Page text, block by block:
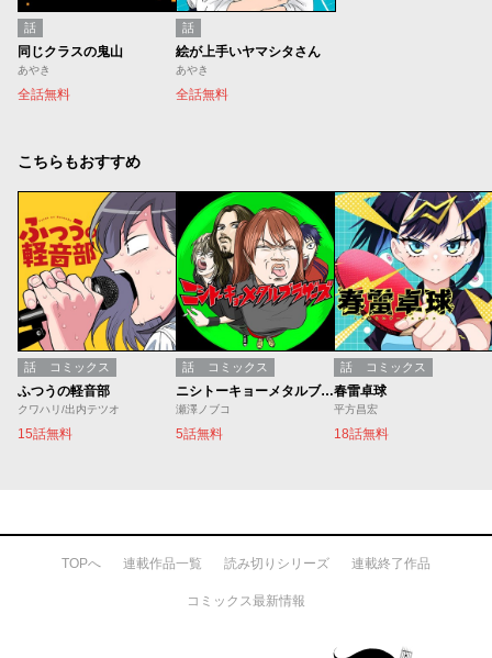
話
同じクラスの鬼山
あやき
全話無料
話
絵が上手いヤマシタさん
あやき
全話無料
こちらもおすすめ
話 コミックス
ふつうの軽音部
クワハリ/出内テツオ
15話無料
話 コミックス
ニシトーキョーメタルブラザーズ
瀬澤ノブコ
5話無料
話 コミックス
春雷卓球
平方昌宏
18話無料
TOPへ 連載作品一覧 読み切りシリーズ 連載終了作品
コミックス最新情報